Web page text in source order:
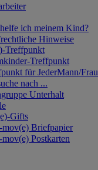
ich meinem Kind?
Hinweise
Treffpunkt
Treffpunkt
für JederMann/Frau
nach ...
Unterhalt
Gifts
Briefpapier
Postkarten